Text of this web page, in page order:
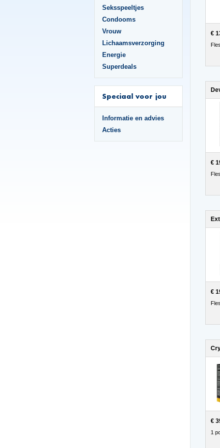
Seksspeeltjes
Condooms
Vrouw
Lichaamsverzorging
Energie
Superdeals
Speciaal voor jou
Informatie en advies
Acties
€
€
€
€
1